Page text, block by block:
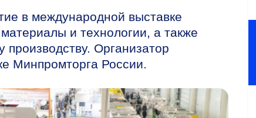
в международной выставке
и технологии, а также
Организатор
Минпромторга России.